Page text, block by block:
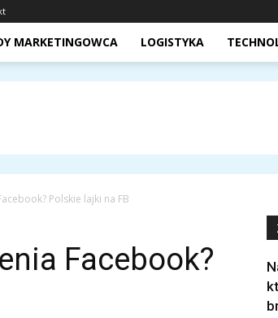
MARKETINGOWCA LOGISTYKA
Polskie lajki na FB
Facebook?